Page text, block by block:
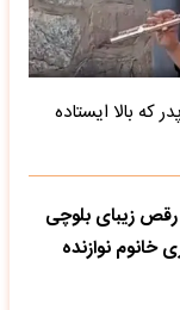
که بالا ایستاده
زیبای بلوچی
خانوم نوازنده